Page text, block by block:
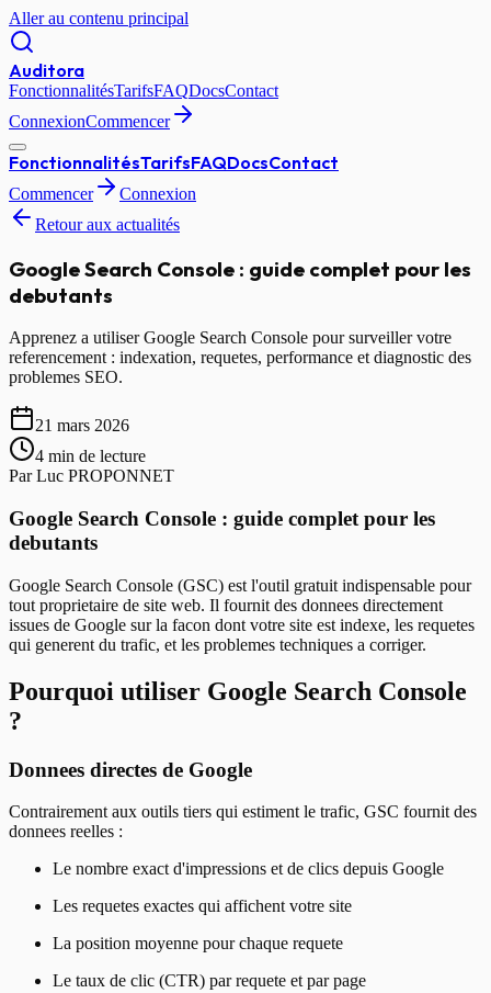
Aller au contenu principal
Auditora
FonctionnalitésTarifsFAQDocsContact
ConnexionCommencer
FonctionnalitésTarifsFAQDocsContact
Commencer
Connexion
Retour aux actualités
Google Search Console : guide complet pour les
debutants
Apprenez a utiliser Google Search Console pour surveiller votre
referencement : indexation, requetes, performance et diagnostic des
problemes SEO.
21 mars 2026
4 min de lecture
ParLuc PROPONNET
Google Search Console : guide complet pour les
debutants
Google Search Console (GSC) est l'outil gratuit indispensable pour
tout proprietaire de site web. Il fournit des donnees directement
issues de Google sur la facon dont votre site est indexe, les requetes
qui generent du trafic, et les problemes techniques a corriger.
Pourquoi utiliser Google Search Console
?
Donnees directes de Google
Contrairement aux outils tiers qui estiment le trafic, GSC fournit des
donnees reelles :
Le nombre exact d'impressions et de clics depuis Google
Les requetes exactes qui affichent votre site
La position moyenne pour chaque requete
Le taux de clic (CTR) par requete et par page